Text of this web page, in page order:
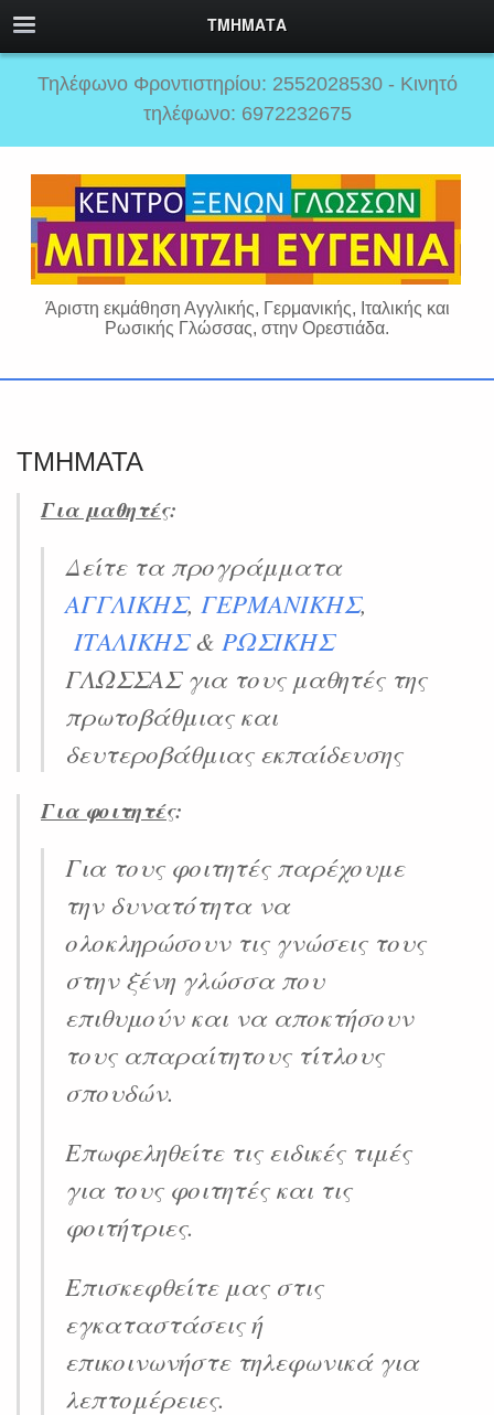
ΤΜΗΜΑΤΑ
Τηλέφωνο Φροντιστηρίου: 2552028530 - Κινητό
τηλέφωνο: 6972232675
Άριστη εκμάθηση Αγγλικής, Γερμανικής, Ιταλικής και
Ρωσικής Γλώσσας, στην Ορεστιάδα.
ΤΜΗΜΑΤΑ
Για μαθητές:
Δείτε τα προγράμματα
ΑΓΓΛΙΚΗΣ, ΓΕΡΜΑΝΙΚΗΣ,
ΙΤΑΛΙΚΗΣ& ΡΩΣΙΚΗΣ
ΓΛΩΣΣΑΣ για τους μαθητές της
πρωτοβάθμιας και
δευτεροβάθμιας εκπαίδευσης
Για φοιτητές:
Για τους φοιτητές παρέχουμε
την δυνατότητα να
ολοκληρώσουν τις γνώσεις τους
στην ξένη γλώσσα που
επιθυμούν και να αποκτήσουν
τους απαραίτητους τίτλους
σπουδών.
Επωφεληθείτε τις ειδικές τιμές
για τους φοιτητές και τις
φοιτήτριες.
Επισκεφθείτε μας στις
εγκαταστάσεις ή
επικοινωνήστε τηλεφωνικά για
λεπτομέρειες.